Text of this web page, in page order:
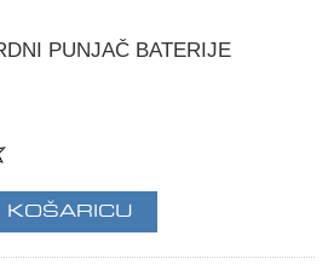
PUNJAČ BATERIJE